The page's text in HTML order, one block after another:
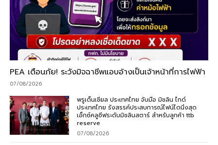
PEA เตือนภัย! ระวังมิจฉาชีพแอบอ้างเป็นเจ้าหน้าที่การไฟฟ้า
07/08/2026
พรูเด็นเชียล ประเทศไทย จับมือ มิชลิน ไกด์
ประเทศไทย รังสรรค์ประสบการณ์ไฟน์ไดนิ่งสุด
เอ็กซ์คลูซีฟระดับมิชลินสตาร์ สำหรับลูกค้า ttb
reserve
07/08/2026